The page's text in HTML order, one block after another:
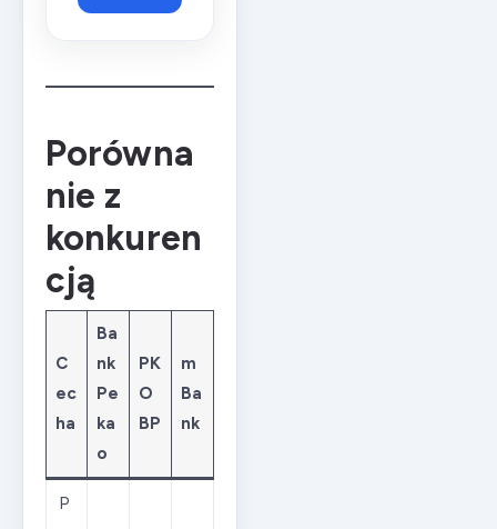
Porówna
nie z
konkuren
cją
C
ec
ha
Ba
nk
Pe
ka
o
PK
O
BP
m
Ba
nk
P